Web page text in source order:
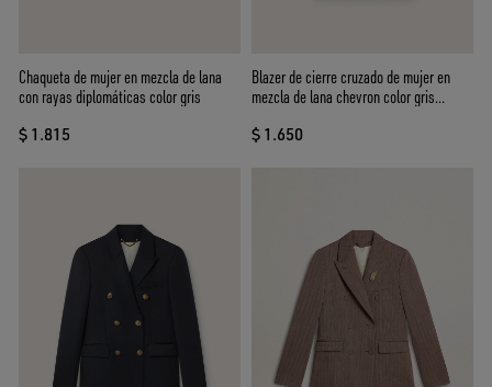
Chaqueta de mujer en mezcla de lana
con rayas diplomáticas color gris
$ 1.815
Blazer de cierre cruzado de mujer en
mezcla de lana chevron color gris
$ 1.650